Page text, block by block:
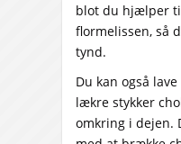
blot du hjælper
flormelissen, så
tynd.
Du kan også
lækre stykker
omkring i dejen.